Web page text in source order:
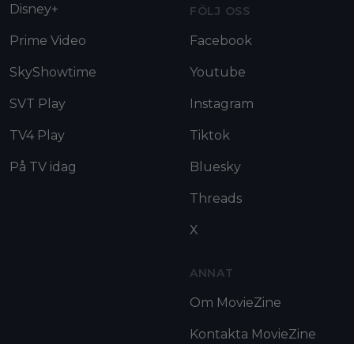
Disney+
Prime Video
SkyShowtime
SVT Play
TV4 Play
På TV idag
FÖLJ OSS
Facebook
Youtube
Instagram
Tiktok
Bluesky
Threads
X
ANNAT
Om MovieZine
Kontakta MovieZine